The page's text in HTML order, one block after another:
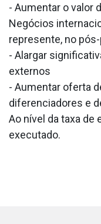
- Aumentar o valor
Negócios
represente, no
- Alargar
externos
- Aumentar oferta
diferenciadores e
Ao nível da taxa de
executado.